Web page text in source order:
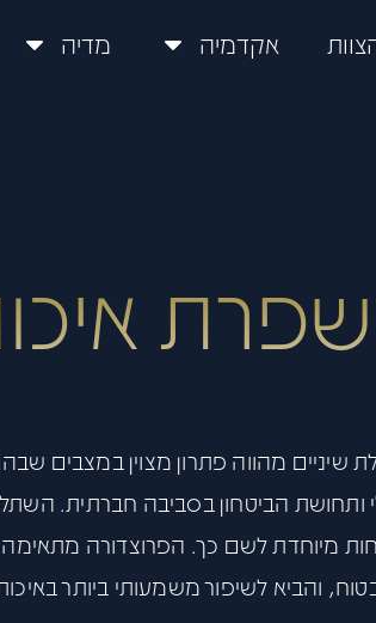
אקדמיה מדיה
שיניים מהווה פתרון מצוין במצבים
ותחושת הביטחון בסביבה חברתית.
מיוחדת לשם כך. הפרוצדורה מתאימה
והביא לשיפור משמעותי ביותר